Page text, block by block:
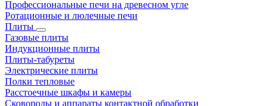
Профессиональные печи на древесном угле
Ротационные и люлечные печи
Плиты
Газовые плиты
Индукционные плиты
Плиты-табуреты
Электрические плиты
Полки тепловые
Расстоечные шкафы и камеры
Сковороды и аппараты контактной обработки